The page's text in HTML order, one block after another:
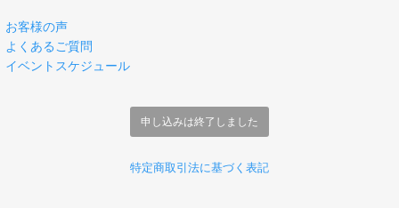
お客様の声
よくあるご質問
イベントスケジュール
申し込みは終了しました
特定商取引法に基づく表記